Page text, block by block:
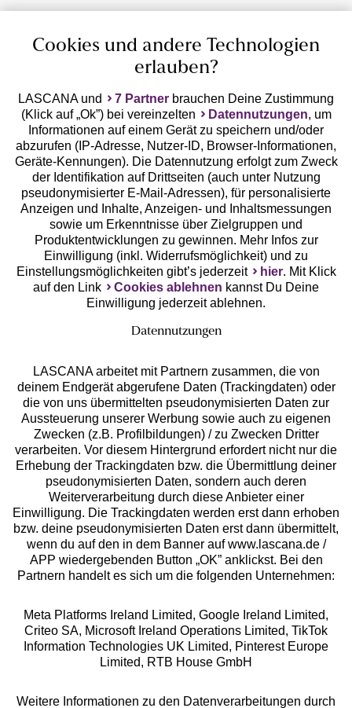
Geprüfte Sicherheit
Unsere Apps
Services
Beratung
Über uns
Rechtliches
Alle Preise inkl. MwSt., zzgl.
Versandkosten
** Bonität vorausgesetzt, berechtigt zur Bonitätsprüfung
Cookies und andere Technologien
erlauben?
LASCANA und 7 Partner brauchen Deine Zustimmung
(Klick auf „Ok”) bei vereinzelten
Datennutzungen, um
Informationen auf einem Gerät zu speichern und/oder
abzurufen (IP-Adresse, Nutzer-ID, Browser-Informationen,
Geräte-Kennungen). Die Datennutzung erfolgt zum Zweck
der Identifikation auf Drittseiten (auch unter Nutzung
pseudonymisierter E-Mail-Adressen), für personalisierte
Anzeigen und Inhalte, Anzeigen- und Inhaltsmessungen
sowie um Erkenntnisse über Zielgruppen und
Produktentwicklungen zu gewinnen. Mehr Infos zur
Einwilligung (inkl. Widerrufsmöglichkeit) und zu
Einstellungsmöglichkeiten gibt’s jederzeit
hier. Mit Klick
auf den Link
Cookies ablehnen kannst Du Deine
Einwilligung jederzeit ablehnen.
Datennutzungen
LASCANA arbeitet mit Partnern zusammen, die von
deinem Endgerät abgerufene Daten (Trackingdaten) oder
die von uns übermittelten pseudonymisierten Daten zur
Aussteuerung unserer Werbung sowie auch zu eigenen
Zwecken (z.B. Profilbildungen) / zu Zwecken Dritter
verarbeiten. Vor diesem Hintergrund erfordert nicht nur die
Erhebung der Trackingdaten bzw. die Übermittlung deiner
pseudonymisierten Daten, sondern auch deren
Weiterverarbeitung durch diese Anbieter einer
Einwilligung. Die Trackingdaten werden erst dann erhoben
bzw. deine pseudonymisierten Daten erst dann übermittelt,
wenn du auf den in dem Banner auf www.lascana.de /
APP wiedergebenden Button „OK” anklickst. Bei den
Partnern handelt es sich um die folgenden Unternehmen:
Meta Platforms Ireland Limited, Google Ireland Limited,
Criteo SA, Microsoft Ireland Operations Limited, TikTok
Information Technologies UK Limited, Pinterest Europe
Limited, RTB House GmbH
Weitere Informationen zu den Datenverarbeitungen durch